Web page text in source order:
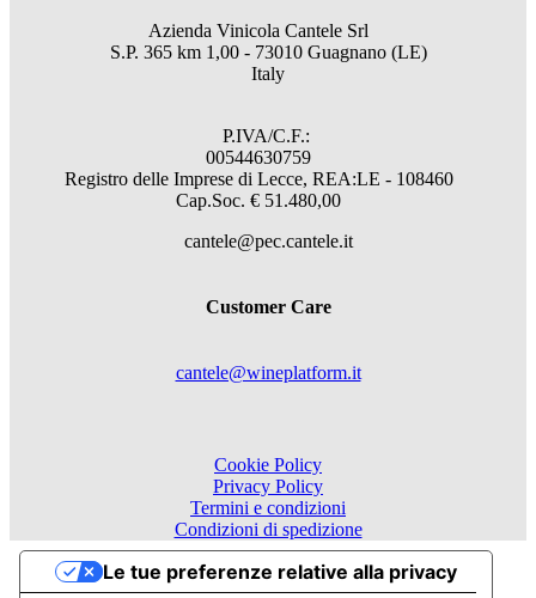
Azienda Vinicola Cantele Srl
S.P. 365 km 1,00 - 73010 Guagnano (LE)
Italy
P.IVA/C.F.:
00544630759
Registro delle Imprese di Lecce, REA:LE - 108460
Cap.Soc. € 51.480,00
cantele@pec.cantele.it
Customer Care
cantele@wineplatform.it
Cookie Policy
Privacy Policy
Termini e condizioni
Condizioni di spedizione
Le tue preferenze relative alla privacy